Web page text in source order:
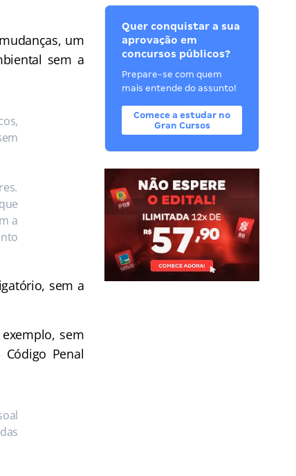
um
sem a
a
sem a
sem
Penal
Quer conquistar a sua
aprovação em
concursos públicos?
Prepare-se com quem
mais entende do assunto!
Comece a estudar no
Gran Cursos